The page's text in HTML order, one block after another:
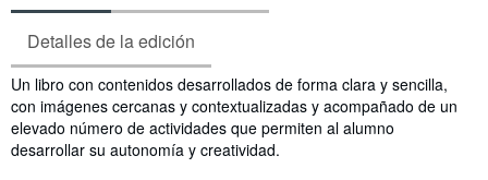
Detalles de la edición
Sinopsis
Un libro con contenidos desarrollados de forma clara y sencilla,
con imágenes cercanas y contextualizadas y acompañado de un
elevado número de actividades que permiten al alumno
desarrollar su autonomía y creatividad.